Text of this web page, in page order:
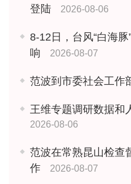
登陆
2026-08-06
8-12日，台风“白海
响
2026-08-07
范波到市委社会工作
王维专题调研数据和
2026-08-06
范波在常熟昆山检查
作
2026-08-07